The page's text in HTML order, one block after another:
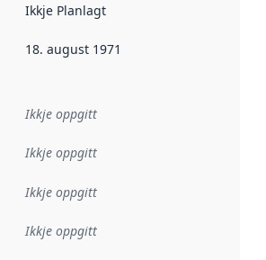
:
Ikkje Planlagt
datoen seier når dataa i dette
18. august 1971
Ikkje oppgitt
Ikkje oppgitt
Ikkje oppgitt
Ikkje oppgitt